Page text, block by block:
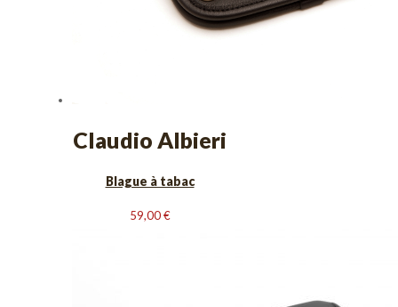
Claudio Albieri
Blague à tabac
59,00€